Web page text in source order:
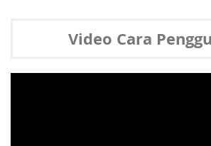
Video Cara